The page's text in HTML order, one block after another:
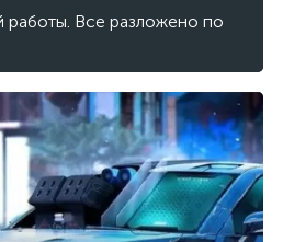
работы. Все разложено по